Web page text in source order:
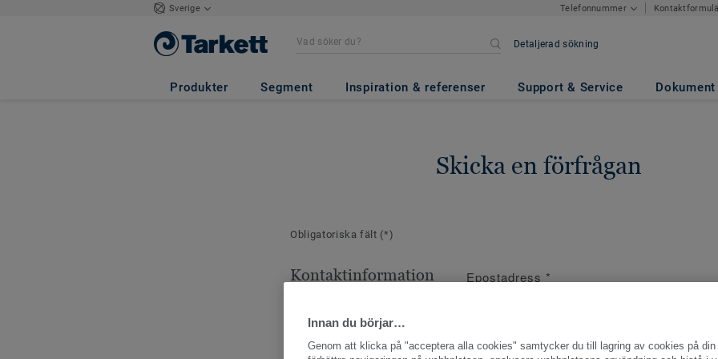
Sverige Telefonnummer
Detaljerad sökning
Produkter Segment Inspiration & referenser Support & Service Dokument
Skicka en förfrågan
Obligatoriska fält (*)
Kontaktinformation Epostadress *
Innan du börjar…
Genom att klicka på "acceptera alla cookies" samtycker du till lagring av cookies på